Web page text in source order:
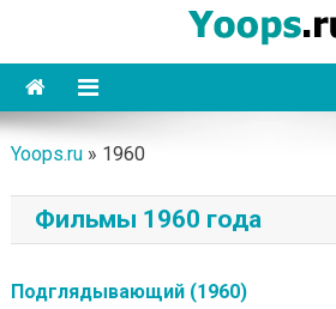
content
Yoops
Yoops.ru» 1960
Фильмы 1960 года
Подглядывающий (1960)